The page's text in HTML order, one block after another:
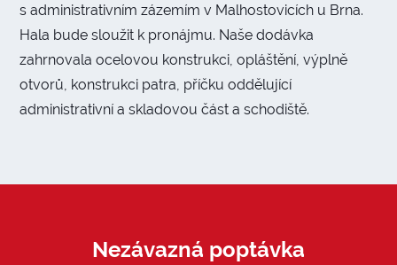
s administrativním zázemím v Malhostovicích u Brna.
Hala bude sloužit k pronájmu. Naše dodávka
zahrnovala ocelovou konstrukci, opláštění, výplně
otvorů, konstrukci patra, příčku oddělující
administrativní a skladovou část a schodiště.
Nezávazná poptávka